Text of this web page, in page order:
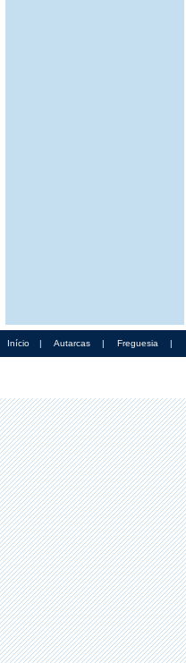
Início | Autarcas | Freguesia |